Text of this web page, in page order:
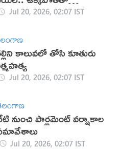
అవస్థలు (వీడియో)
Jul 20, 2026, 02:07 IST
కాలువలో తోసి కూతురు
Jul 20, 2026, 02:07 IST
నుంచి పార్లమెంట్‌ వర్షాకాల
Jul 20, 2026, 02:07 IST